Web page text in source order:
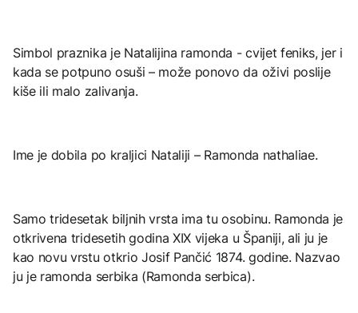
Simbol praznika je Natalijina ramonda - cvijet feniks, jer i
kada se potpuno osuši – može ponovo da oživi poslije
kiše ili malo zalivanja.
Ime je dobila po kraljici Nataliji – Ramonda nathaliae.
Samo tridesetak biljnih vrsta ima tu osobinu. Ramonda je
otkrivena tridesetih godina XIX vijeka u Španiji, ali ju je
kao novu vrstu otkrio Josif Pančić 1874. godine. Nazvao
ju je ramonda serbika (Ramonda serbica).